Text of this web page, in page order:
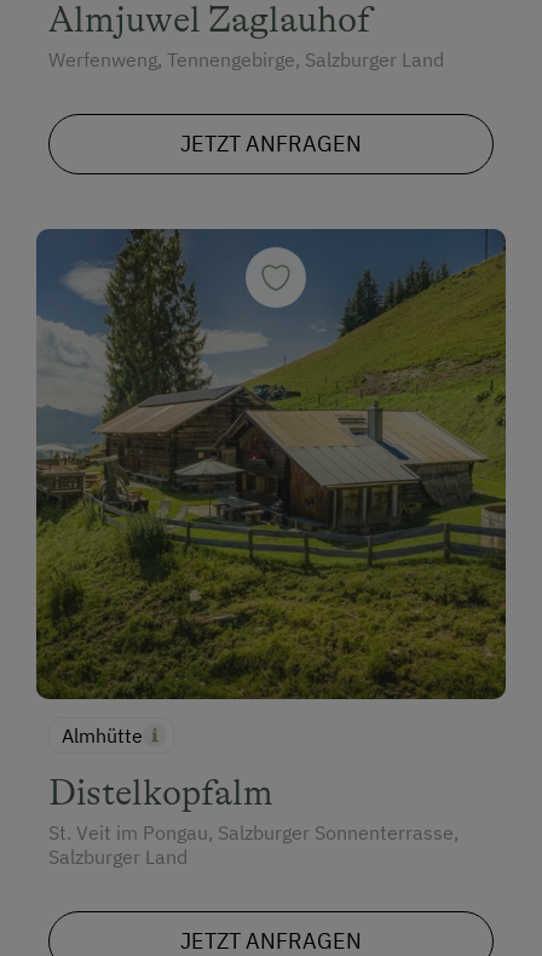
Almjuwel Zaglauhof
Werfenweng, Tennengebirge, Salzburger Land
JETZT ANFRAGEN
Almhütte
Distelkopfalm
St. Veit im Pongau, Salzburger Sonnenterrasse,
Salzburger Land
JETZT ANFRAGEN